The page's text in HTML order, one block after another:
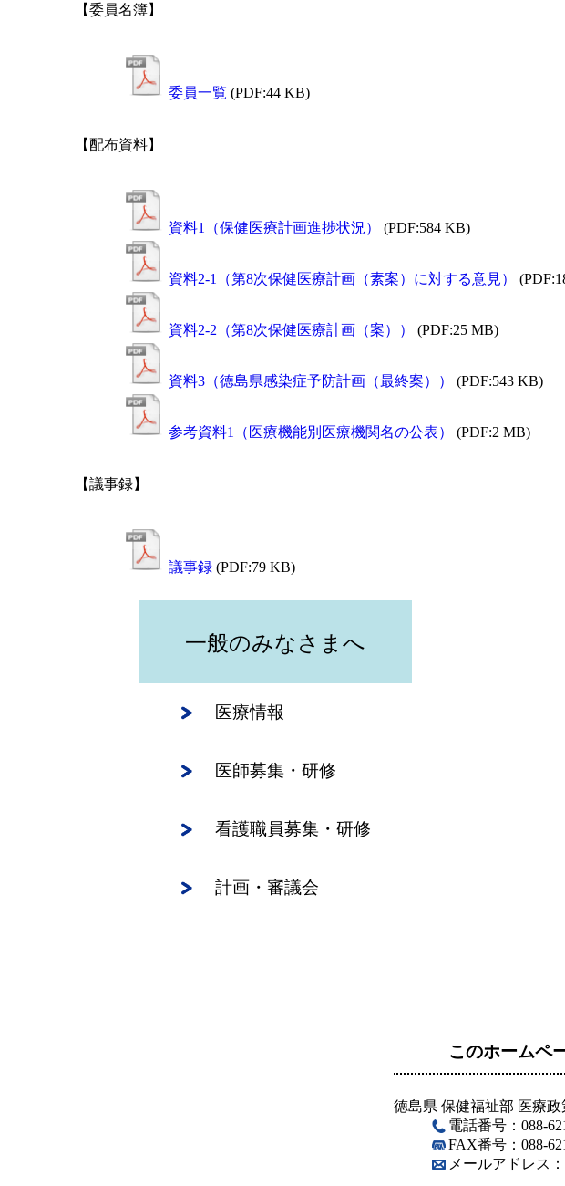
【委員名簿】
委員一覧 (PDF:44 KB)
【配布資料】
資料1（保健医療計画進捗状況） (PDF:584 KB)
資料2-1（第8次保健医療計画（素案）に対する意見）
資料2-2（第8次保健医療計画（案）） (PDF:25 MB)
資料3（徳島県感染症予防計画（最終案）） (PDF:543 KB)
参考資料1（医療機能別医療機関名の公表） (PDF:2 MB)
【議事録】
議事録 (PDF:79 KB)
一般のみなさまへ
医療情報
医師募集・研修
看護職員募集・研修
計画・審議会
このホームペ
徳島県 保健福祉部 医療政
電話番号：088-
FAX番号：088-
メールアドレス：